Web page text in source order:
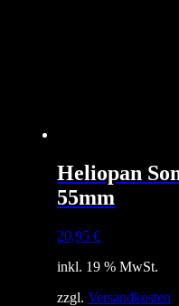
Heliopan
55mm
20,95 €
inkl. 19 % MwSt.
zzgl. Versandkosten